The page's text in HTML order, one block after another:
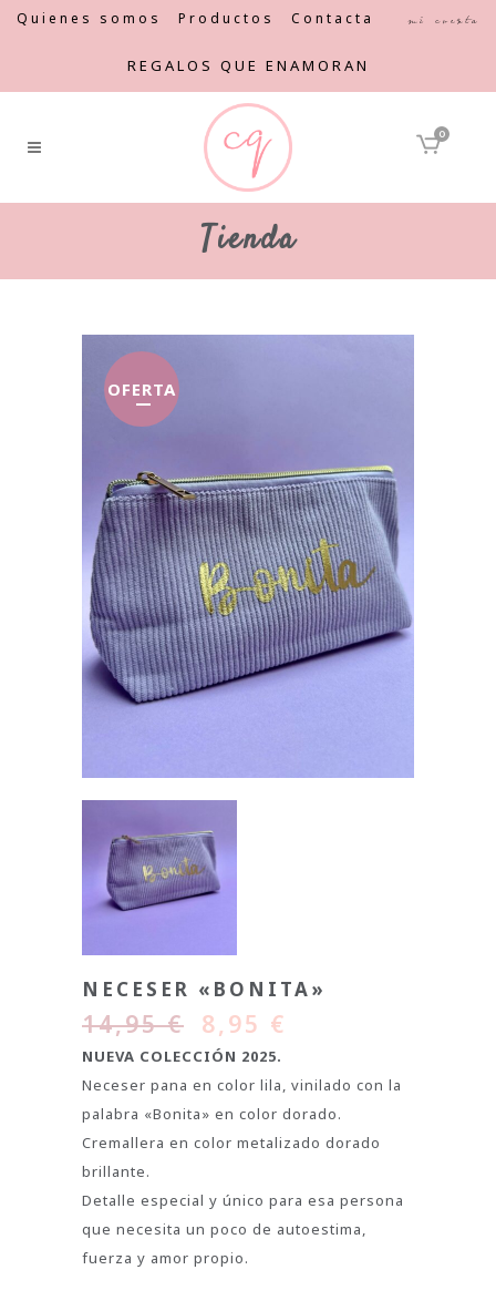
Quienes somos Productos Contacta Mi cuenta
REGALOS QUE ENAMORAN
0
Tienda
OFERTA
NECESER «BONITA»
14,95€ 8,95 €
NUEVA COLECCIÓN 2025.
Neceser pana en color lila, vinilado con la
palabra «Bonita» en color dorado.
Cremallera en color metalizado dorado
brillante.
Detalle especial y único para esa persona
que necesita un poco de autoestima,
fuerza y amor propio.